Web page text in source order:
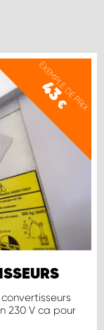
EXEMPLE DE PRIX
43
€
230 V ca pour